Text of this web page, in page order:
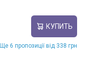
КУПИТЬ
Ще 6 пропозиції від 338 грн